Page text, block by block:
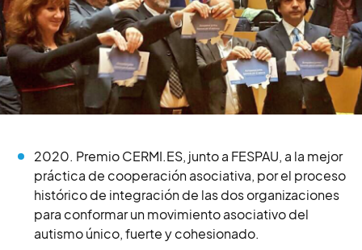
2020. Premio CERMI.ES, junto a FESPAU, a la mejor
práctica de cooperación asociativa, por el proceso
histórico de integración de las dos organizaciones
para conformar un movimiento asociativo del
autismo único, fuerte y cohesionado.